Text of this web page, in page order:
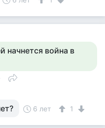
начнется война в
6 лет 1